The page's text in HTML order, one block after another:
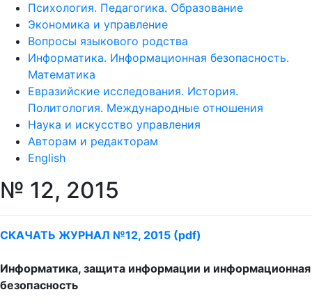
Психология. Педагогика. Образование
Экономика и управление
Вопросы языкового родства
Информатика. Информационная безопасность.
Математика
Евразийские исследования. История.
Политология. Международные отношения
Наука и искусство управления
Авторам и редакторам
English
№ 12, 2015
СКАЧАТЬ ЖУРНАЛ №12, 2015 (pdf)
Информатика, защита информации и информационная
безопасность